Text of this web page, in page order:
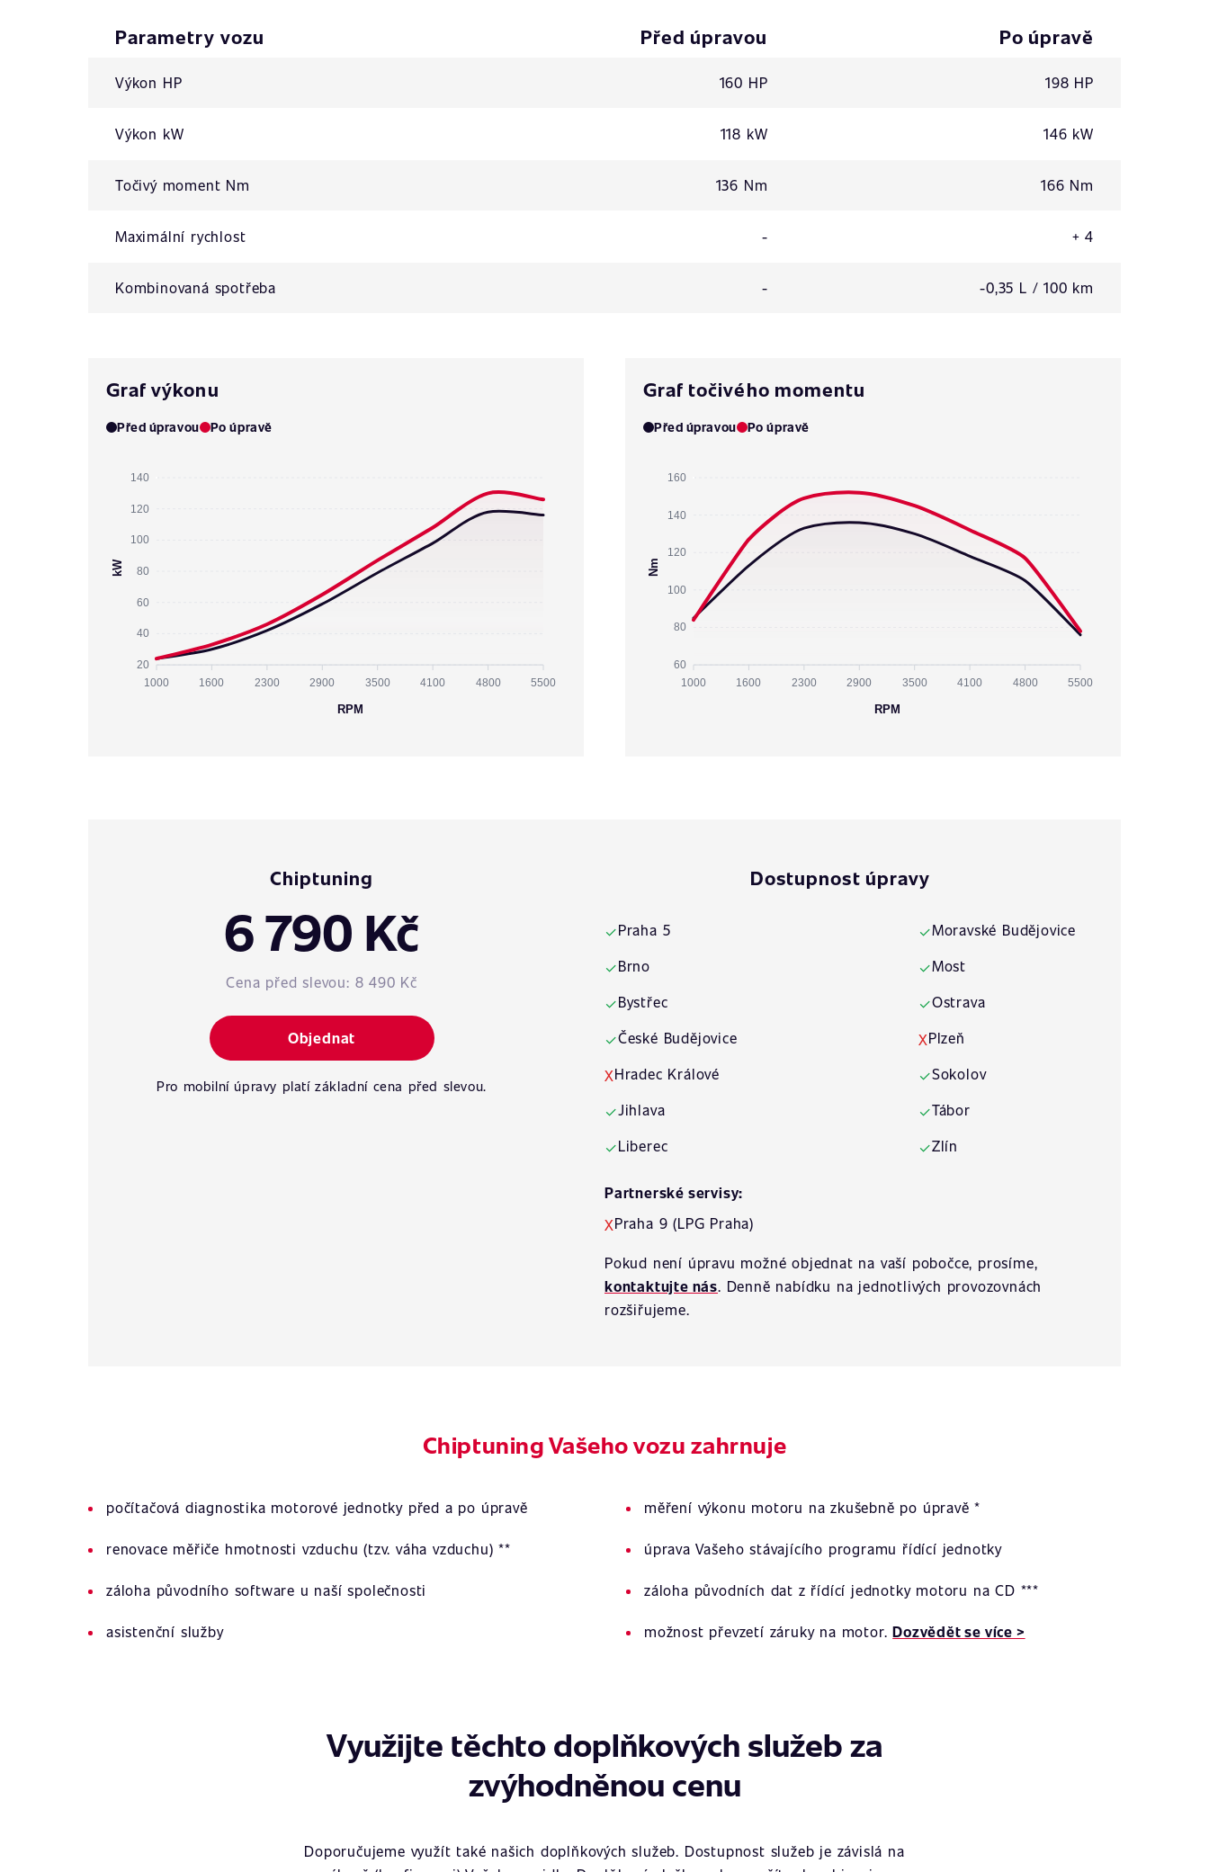
Parametry vozu Před úpravou Po úpravě
Výkon HP 160 HP 198 HP
Výkon kW 118 kW 146 kW
Točivý moment Nm 136 Nm 166 Nm
Maximální rychlost - + 4
Kombinovaná spotřeba - -0,35 L / 100 km
Graf výkonu
Před úpravou Po úpravě
140
120
100
80
60
40
20
kW
1000 1600 2300 2900 3500 4100 4800 5500
RPM
Graf točivého momentu
Před úpravou Po úpravě
160
140
120
100
80
60
Nm
1000 1600 2300 2900 3500 4100 4800 5500
RPM
Chiptuning
6 790 Kč
Cena před slevou: 8 490 Kč
Objednat
Pro mobilní úpravy platí základní cena před slevou.
Dostupnost úpravy
✓Praha 5
✓Brno
✓Bystřec
✓České Budějovice
XHradec Králové
✓Jihlava
✓Liberec
✓Moravské Budějovice
✓Most
✓Ostrava
XPlzeň
✓Sokolov
✓Tábor
✓Zlín
Partnerské servisy:
XPraha 9 (LPG Praha)
Pokud není úpravu možné objednat na vaší pobočce, prosíme,
kontaktujte nás. Denně nabídku na jednotlivých provozovnách
rozšiřujeme.
Chiptuning Vašeho vozu zahrnuje
počítačová diagnostika motorové jednotky před a po úpravě měření výkonu motoru na zkušebně po úpravě *
renovace měřiče hmotnosti vzduchu (tzv. váha vzduchu) ** úprava Vašeho stávajícího programu řídící jednotky
záloha původního software u naší společnosti záloha původních dat z řídící jednotky motoru na CD ***
asistenční služby možnost převzetí záruky na motor.Dozvědět se více >
Využijte těchto doplňkových služeb za
zvýhodněnou cenu
Doporučujeme využít také našich doplňkových služeb. Dostupnost služeb je závislá na